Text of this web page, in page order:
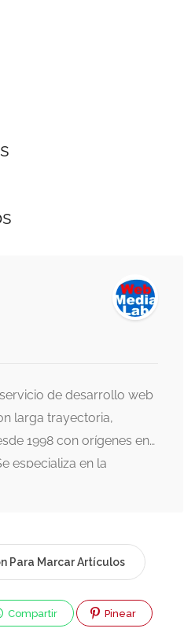
de desarrollo web
larga trayectoria,
1998 con orígenes en
especializa en la
por crear el
de Chile y una editorial
además de salas de
previas a Facebook.
Para Marcar Artículos
Compartir Pinear